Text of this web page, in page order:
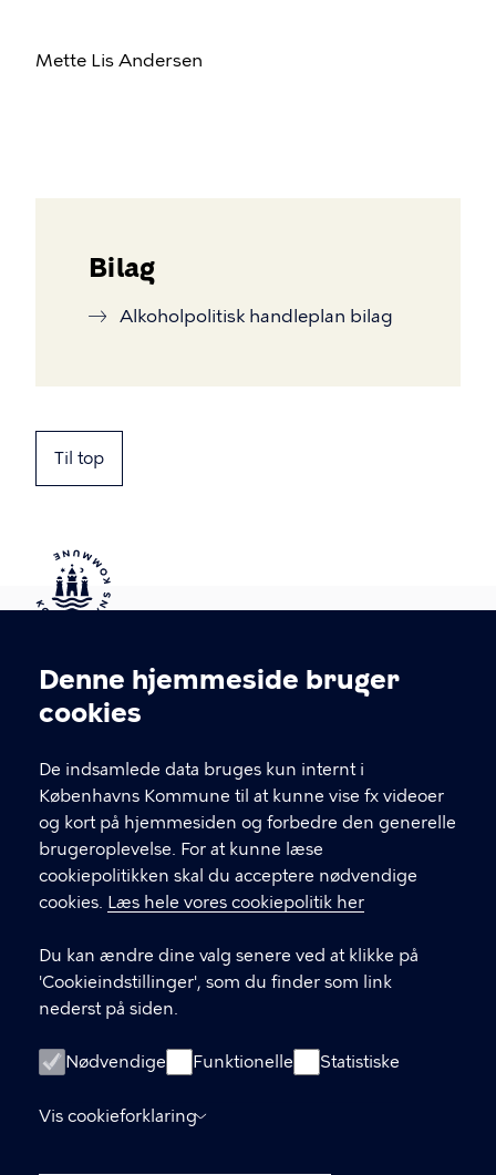
Cookieindstillinger
Denne hjemmeside bruger
cookies
De indsamlede data bruges kun internt i
Københavns Kommune til at kunne vise fx videoer
og kort på hjemmesiden og forbedre den generelle
brugeroplevelse. For at kunne læse
cookiepolitikken skal du acceptere nødvendige
cookies. Læs hele vores cookiepolitik her
Du kan ændre dine valg senere ved at klikke på
'Cookieindstillinger', som du finder som link
nederst på siden.
Nødvendige Funktionelle Statistiske
Vis cookieforklaring
Mette Lis Andersen
Bilag
Alkoholpolitisk handleplan bilag
Til top
Kontakt Københavns Kommune
T
fFind andre kontakter her
CVR-nummer64942212
GENVEJE
Digital Post
Databeskyttelse
Tilgængelighedserklæring
Om hjemmesiden